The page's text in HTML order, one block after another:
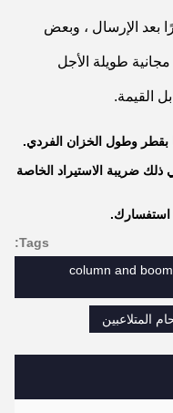
ضمان جودة لمدة 12 شهرًا بعد الإرسال ، وبعض
طويلة الأجل
القيمة.
بقطر وطول الخزان الفردي.
ذلك ضريبة الاستيراد الخاصة
استفسارك.
Tags:
column and